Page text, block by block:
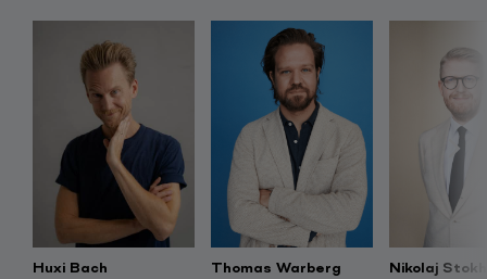
Huxi Bach Thomas Warberg Nikolaj